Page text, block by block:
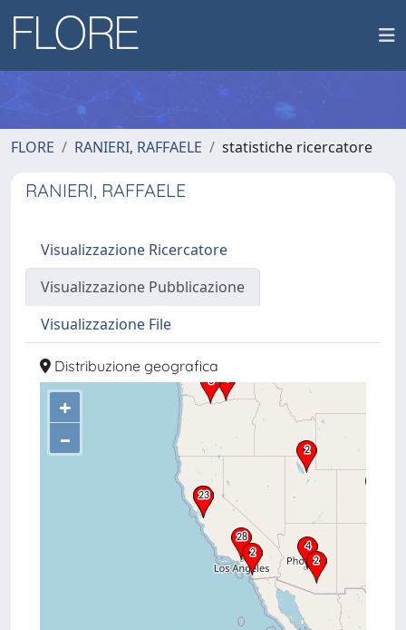
FLORE RANIERI, RAFFAELE statistiche ricercatore
RANIERI, RAFFAELE
Visualizzazione Ricercatore
Visualizzazione Pubblicazione
Visualizzazione File
Distribuzione geografica
+
–